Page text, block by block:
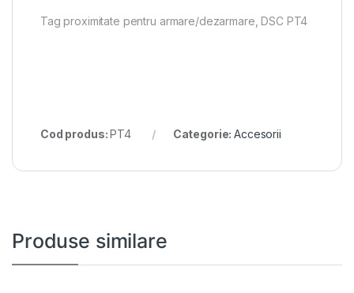
Tag proximitate pentru armare/dezarmare, DSC PT4
Cod produs:PT4 Categorie:Accesorii
Produse similare